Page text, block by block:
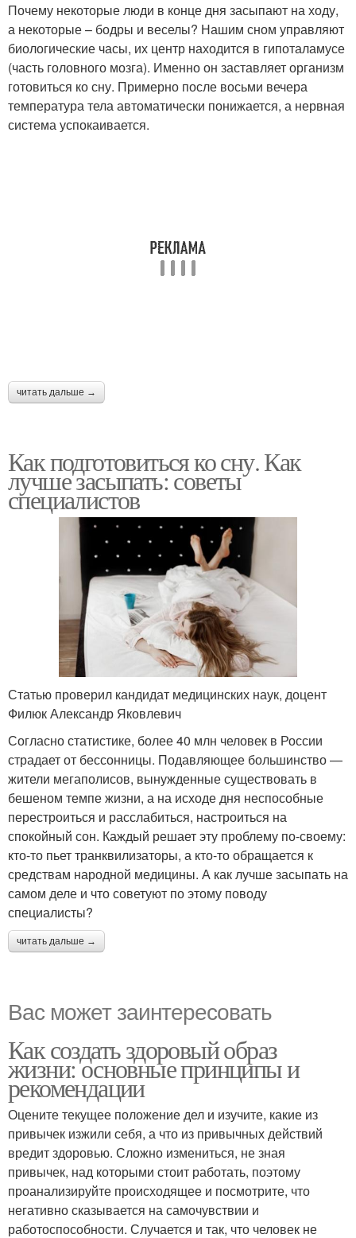
Почему некоторые люди в конце дня засыпают на ходу,
а некоторые – бодры и веселы? Нашим сном управляют
биологические часы, их центр находится в гипоталамусе
(часть головного мозга). Именно он заставляет организм
готовиться ко сну. Примерно после восьми вечера
температура тела автоматически понижается, а нервная
система успокаивается.
читать дальше →
Как подготовиться ко сну. Как
лучше засыпать: советы
специалистов
Статью проверил кандидат медицинских наук, доцент
Филюк Александр Яковлевич
Согласно статистике, более 40 млн человек в России
страдает от бессонницы. Подавляющее большинство —
жители мегаполисов, вынужденные существовать в
бешеном темпе жизни, а на исходе дня неспособные
перестроиться и расслабиться, настроиться на
спокойный сон. Каждый решает эту проблему по-своему:
кто-то пьет транквилизаторы, а кто-то обращается к
средствам народной медицины. А как лучше засыпать на
самом деле и что советуют по этому поводу
специалисты?
читать дальше →
Вас может заинтересовать
Как создать здоровый образ
жизни: основные принципы и
рекомендации
Оцените текущее положение дел и изучите, какие из
привычек изжили себя, а что из привычных действий
вредит здоровью. Сложно измениться, не зная
привычек, над которыми стоит работать, поэтому
проанализируйте происходящее и посмотрите, что
негативно сказывается на самочувствии и
работоспособности. Случается и так, что человек не